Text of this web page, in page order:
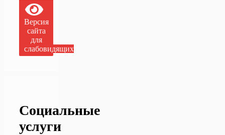
Версия
сайта
для
слабовидящих
Социальные
услуги